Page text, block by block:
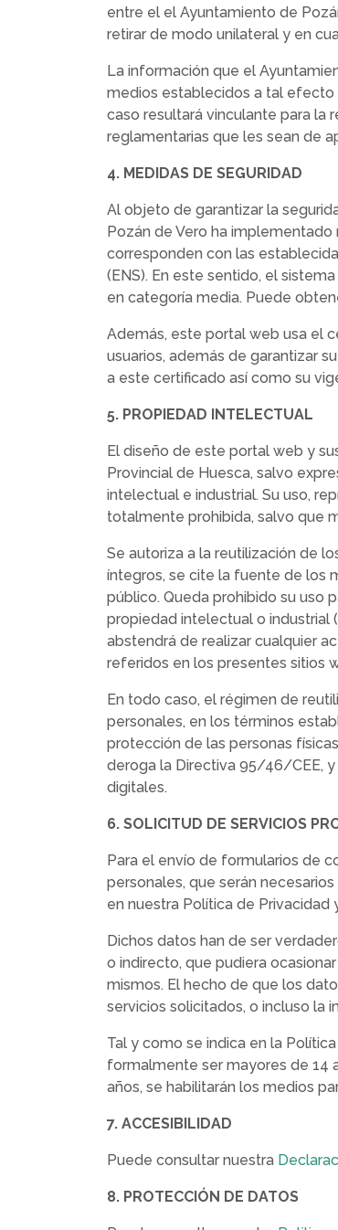
entre el el Ayuntamiento de
retirar de modo unilateral y en
La información que el
medios establecidos a tal efecto
caso resultará vinculante para la
reglamentarias que les sean de
4. MEDIDAS DE SEGURIDAD
Al objeto de garantizar la
Pozán de Vero ha
corresponden con las
(ENS). En este sentido, el
en categoría media. Puede
Además, este portal web usa el
usuarios, además de garantizar
a este certificado así como su
5. PROPIEDAD INTELECTUAL
El diseño de este portal web y
Provincial de Huesca, salvo
intelectual e industrial. Su uso,
totalmente prohibida, salvo que
Se autoriza a la reutilización de
íntegros, se cite la fuente de los
público. Queda prohibido su uso
propiedad intelectual o industrial
abstendrá de realizar cualquier
referidos en los presentes sitios
En todo caso, el régimen de
personales, en los términos
protección de las personas
deroga la Directiva 95/46/CEE,
digitales.
6. SOLICITUD DE SERVICIOS
Para el envío de formularios de
personales, que serán
en nuestra Política de
Dichos datos han de ser
o indirecto, que pudiera
mismos. El hecho de que los
servicios solicitados, o incluso la
Tal y como se indica en la
formalmente ser mayores de 14
años, se habilitarán los medios
7. ACCESIBILIDAD
Puede consultar nuestra
8. PROTECCIÓN DE DATOS